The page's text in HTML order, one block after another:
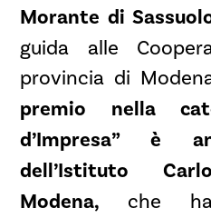
Morante di
guida alle
provincia di
premio nella
d’Impresa” è
dell’Istituto
Modena, che ha